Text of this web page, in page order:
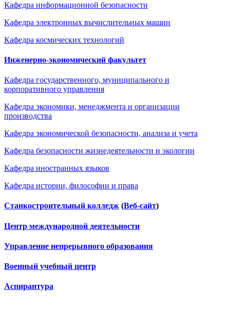
Кафедра информационной безопасности
Кафедра электронных вычислительных машин
Кафедра космических технологий
Инженерно-экономический факультет
Кафедра государственного, муниципального и
корпоративного управления
Кафедра экономики, менеджмента и организации
производства
Кафедра экономической безопасности, анализа и учета
Кафедра безопасности жизнедеятельности и экологии
Кафедра иностранных языков
Кафедра истории, философии и права
Станкостроительный колледж (Веб-сайт)
Центр международной деятельности
Управление непрерывного образования
Военный учебный центр
Аспирантура